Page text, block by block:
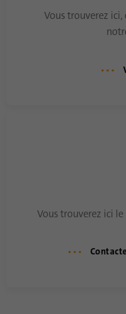
Vous trouverez
Vous trouverez ici